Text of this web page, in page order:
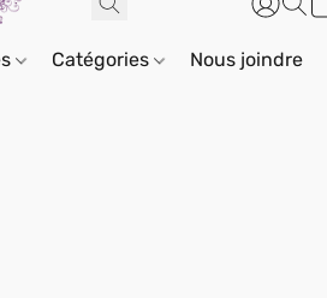
Catégories Nous joindre